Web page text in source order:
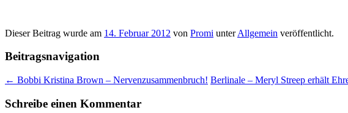
Dieser Beitrag wurde am 14. Februar 2012 von Promi unterAllgemein veröffentlicht.
Beitragsnavigation
← Bobbi Kristina Brown – Nervenzusammenbruch! Berlinale – Meryl Streep erhält
Schreibe einen Kommentar